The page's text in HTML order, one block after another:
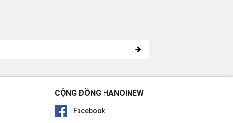
CỘNG ĐỒNG HANOINEW
Facebook